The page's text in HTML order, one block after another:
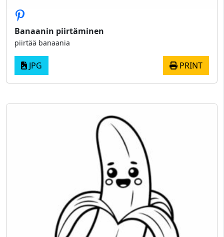
Banaanin piirtäminen
piirtää banaania
JPG PRINT